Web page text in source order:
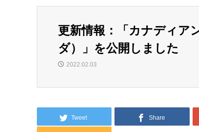
更新情報：「カナディア
ダ）」を公開しました
2022.02.03
Tweet Share